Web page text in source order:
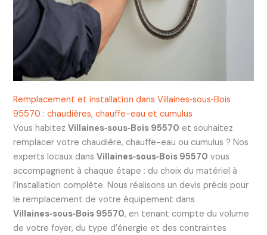
Remplacement et installation dans Villaines‑sous‑Bois
95570 : chaudières, chauffe-eau et cumulus
Vous habitez Villaines‑sous‑Bois 95570 et souhaitez
remplacer votre chaudière, chauffe-eau ou cumulus ? Nos
experts locaux dans Villaines‑sous‑Bois 95570 vous
accompagnent à chaque étape : du choix du matériel à
l’installation complète. Nous réalisons un devis précis pour
le remplacement de votre équipement dans
Villaines‑sous‑Bois 95570, en tenant compte du volume
de votre foyer, du type d’énergie et des contraintes